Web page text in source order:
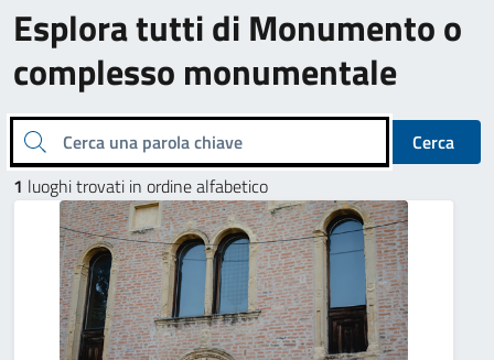
Esplora tutti di Monumento o
complesso monumentale
Cerca una parola chiave
Cerca
1 luoghi trovati in ordine alfabetico